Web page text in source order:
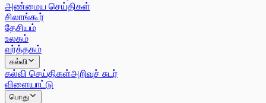
அண்மைய செய்திகள்
சிலாங்கூர்
தேசியம்
உலகம்
வர்த்தகம்
கல்வி
கல்வி செய்திகள்அறிவுச் சுடர்
விளையாட்டு
பொது